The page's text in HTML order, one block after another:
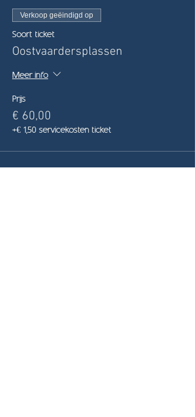
Verkoop geëindigd op
Soort ticket
Oostvaardersplassen
Meer info
Prijs
€ 60,00
+€ 1,50 servicekosten ticket